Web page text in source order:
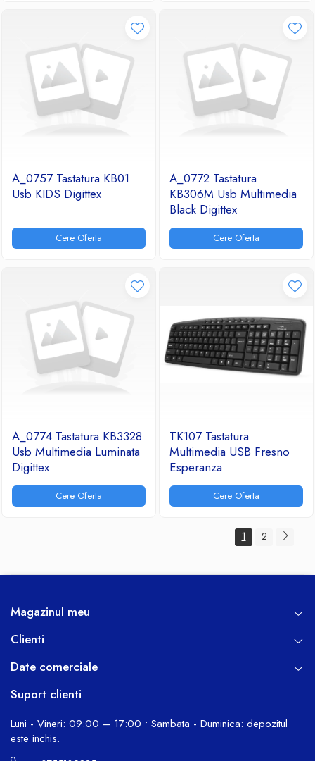
A_0757 Tastatura KB01
Usb KIDS Digittex
Cere Oferta
A_0772 Tastatura
KB306M Usb Multimedia
Black Digittex
Cere Oferta
A_0774 Tastatura KB3328
Usb Multimedia Luminata
Digittex
Cere Oferta
TK107 Tastatura
Multimedia USB Fresno
Esperanza
Cere Oferta
1 2
Magazinul meu
Clienti
Date comerciale
Suport clienti
Luni - Vineri: 09:00 – 17:00 • Sambata - Duminica: depozitul
este inchis.